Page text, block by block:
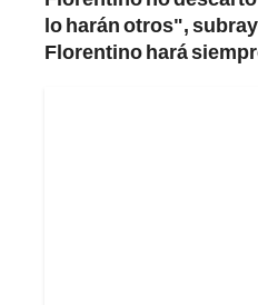
lo harán otros",
Florentino hará